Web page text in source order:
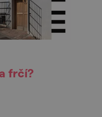
frčí?